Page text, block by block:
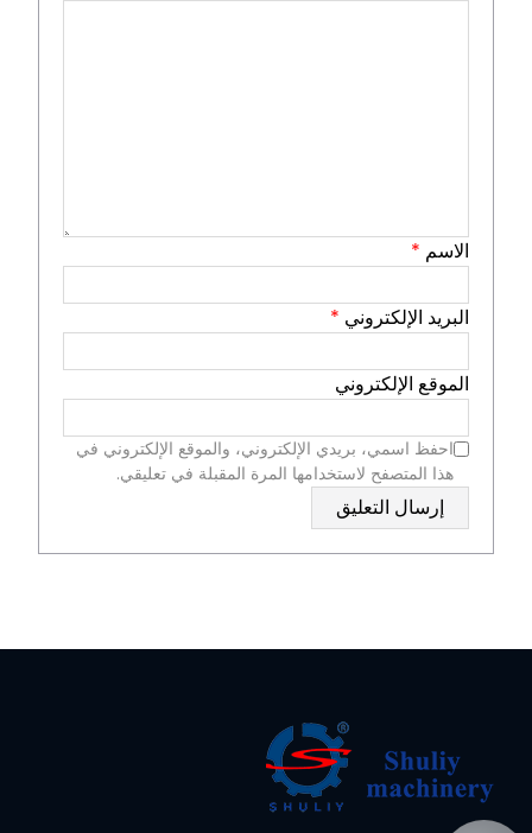
الاسم *
البريد الإلكتروني *
الموقع الإلكتروني
احفظ اسمي، بريدي الإلكتروني، والموقع الإلكتروني في
هذا المتصفح لاستخدامها المرة المقبلة في تعليقي.